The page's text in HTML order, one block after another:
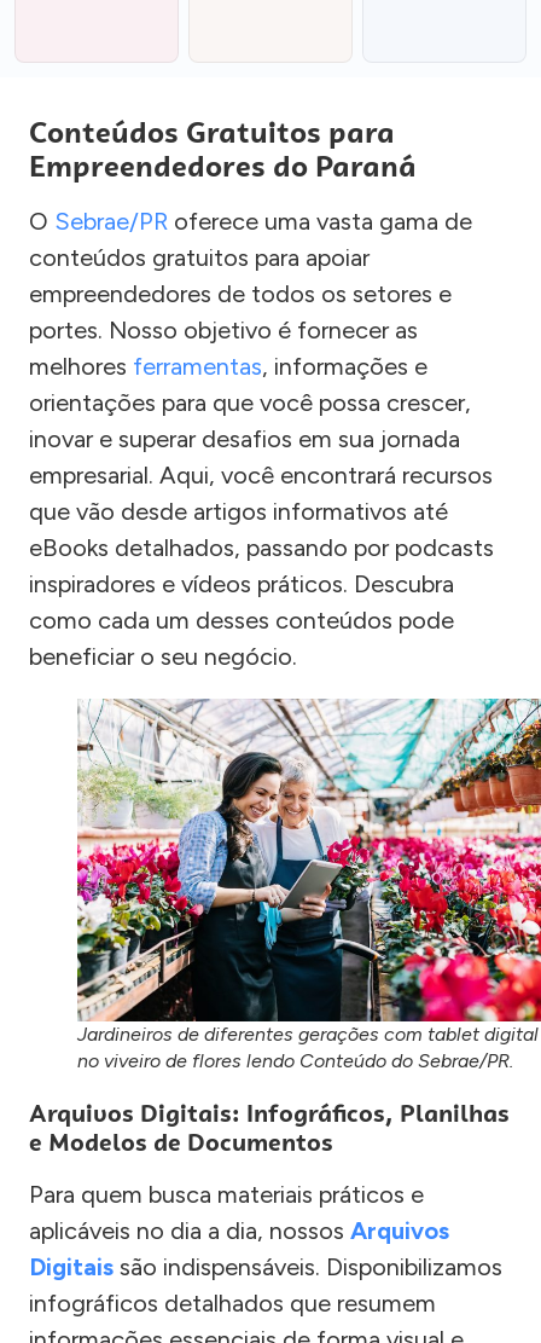
Conteúdos Gratuitos para
Empreendedores do Paraná
O Sebrae/PR oferece uma vasta gama de
conteúdos gratuitos para apoiar
empreendedores de todos os setores e
portes. Nosso objetivo é fornecer as
melhores ferramentas, informações e
orientações para que você possa crescer,
inovar e superar desafios em sua jornada
empresarial. Aqui, você encontrará recursos
que vão desde artigos informativos até
eBooks detalhados, passando por podcasts
inspiradores e vídeos práticos. Descubra
como cada um desses conteúdos pode
beneficiar o seu negócio.
Jardineiros de diferentes gerações com tablet digital
no viveiro de flores lendo Conteúdo do Sebrae/PR.
Arquivos Digitais: Infográficos, Planilhas
e Modelos de Documentos
Para quem busca materiais práticos e
aplicáveis no dia a dia, nossos Arquivos
Digitais são indispensáveis. Disponibilizamos
infográficos detalhados que resumem